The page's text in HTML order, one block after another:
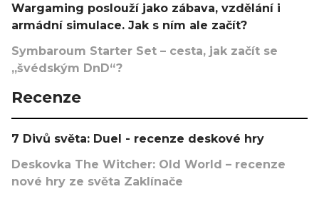
Wargaming poslouží jako zábava, vzdělání i
armádní simulace. Jak s ním ale začít?
Symbaroum Starter Set – cesta, jak začít se
„švédským DnD“?
Recenze
7 Divů světa: Duel - recenze deskové hry
Deskovka The Witcher: Old World – recenze
nové hry ze světa Zaklínače